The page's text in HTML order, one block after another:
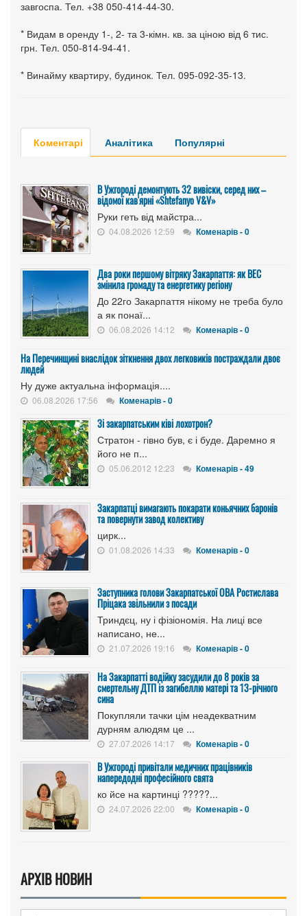
завгоспа. Тел. +38 050-414-44-30.
* Видам в оренду 1-, 2- та 3-кімн. кв. за ціною від 6 тис.
грн. Тел. 050-814-94-41.
* Винайму квартиру, будинок. Тел. 095-092-35-13.
Коментарі Аналітика Популярні
В Ужгороді демонтують 32 вивіски, серед них –
відомої кав'ярні «Shtefanyo V&V»
Руки геть від майстра...
04.08.2026 12:59 Коменарів - 0
Два роки першому вітряку Закарпаття: як ВЕС
змінила громаду та енергетику регіону
До 22го Закарпаття нікому не треба було
а як понаї...
06.08.2026 14:12 Коменарів - 0
На Перечинщині внаслідок зіткнення двох легковиків постраждали двоє
людей
Ну дуже актуальна інформація....
06.08.2026 17:56 Коменарів - 0
Зі закарпатським ківі лохотрон?
Стратон - гівно був, є і буде. Даремно я
його не п...
05.06.2012 12:23 Коменарів - 49
Закарпатці вимагають покарати коньячних баронів
та повернути завод колективу
цирк...
01.08.2026 14:33 Коменарів - 0
Заступника голови Закарпатської ОВА Ростислава
Пріцака звільнили з посади
Триндєц, ну і фізіономія. На лиці все
написано, не...
21.07.2026 19:16 Коменарів - 0
На Закарпатті водійку засудили до 8 років за
смертельну ДТП із загибеллю матері та 13-річного
сина
Покупляли тачки цім неадекватним
дурням алюдям це ...
27.07.2026 14:17 Коменарів - 0
В Ужгороді привітали медичних працівників
напередодні професійного свята
ко йсе на картинці ?????...
24.07.2026 22:00 Коменарів - 0
АРХІВ НОВИН